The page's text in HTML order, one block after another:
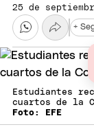
25 de
+
Estudiantes
cuartos de la
Foto: EFE